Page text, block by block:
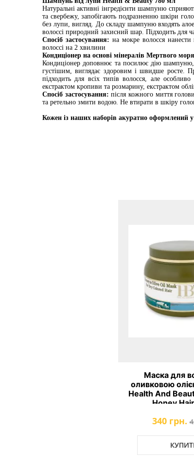
Натуральні активні інгредієнти шампуню
та свербежу, запобігають подразненню шкіри
без лупи, вигляд. До складу шампуню входять
волоссі природний захисний шар. Підходить для
Спосіб застосування: на мокре волосся
волоссі на 2 хвилини
Кондиціонер на основі мінералів Мертвого
Кондиціонер доповнює та посилює дію шампуню,
густішим, виглядає здоровим і швидше росте.
підходить для всіх типів волосся, але
екстрактом кропиви та розмарину, екстрактом
Спосіб застосування: після кожного миття
та ретельно змити водою. Не втирати в шкіру
Кожен із наших наборів акуратно оформлений
Маска для
оливковою
Health And
Honey
340 грн.